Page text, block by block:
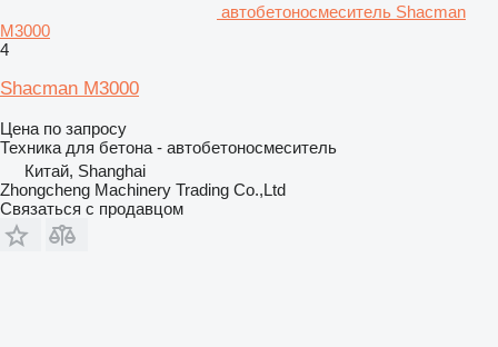
автобетоносмеситель Shacman
M3000
4
Shacman M3000
Цена по запросу
Техника для бетона - автобетоносмеситель
Китай, Shanghai
Zhongcheng Machinery Trading Co.,Ltd
Связаться с продавцом